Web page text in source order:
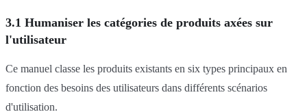
3.1 Humaniser les catégories de produits axées sur
l'utilisateur
Ce manuel classe les produits existants en six types principaux en
fonction des besoins des utilisateurs dans différents scénarios
d'utilisation.